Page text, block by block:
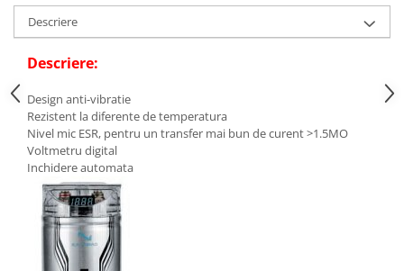
Descriere
Descriere:
Design anti-vibratie
Rezistent la diferente de temperatura
Nivel mic ESR, pentru un transfer mai bun de curent >1.5MO
Voltmetru digital
Inchidere automata